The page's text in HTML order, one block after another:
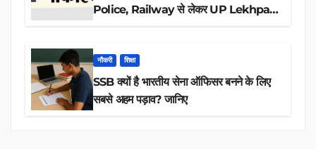
Police, Railway से लेकर UP Lekhpal
नौकरी शिक्षा
SSB क्यों है भारतीय सेना ऑफिसर बनने के लिए
सबसे अहम पड़ाव? जानिए